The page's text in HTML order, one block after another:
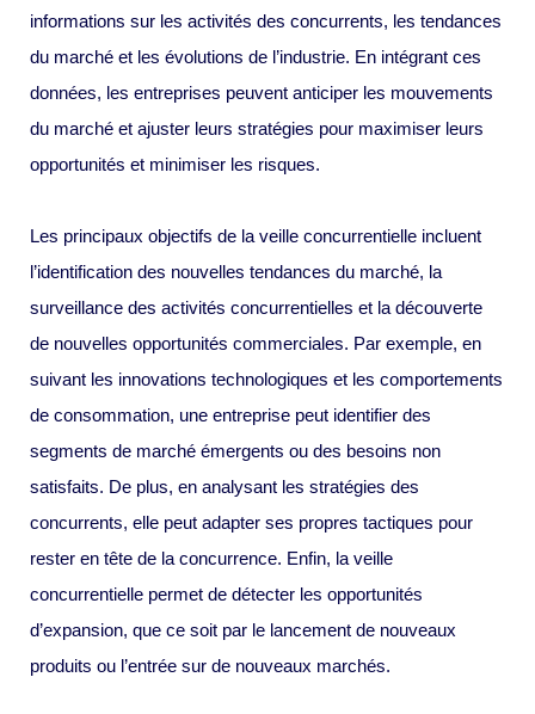
informations sur les activités des concurrents, les tendances
du marché et les évolutions de l’industrie. En intégrant ces
données, les entreprises peuvent anticiper les mouvements
du marché et ajuster leurs stratégies pour maximiser leurs
opportunités et minimiser les risques.
Les principaux objectifs de la veille concurrentielle incluent
l’identification des nouvelles tendances du marché, la
surveillance des activités concurrentielles et la découverte
de nouvelles opportunités commerciales. Par exemple, en
suivant les innovations technologiques et les comportements
de consommation, une entreprise peut identifier des
segments de marché émergents ou des besoins non
satisfaits. De plus, en analysant les stratégies des
concurrents, elle peut adapter ses propres tactiques pour
rester en tête de la concurrence. Enfin, la veille
concurrentielle permet de détecter les opportunités
d’expansion, que ce soit par le lancement de nouveaux
produits ou l’entrée sur de nouveaux marchés.